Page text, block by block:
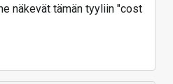
näkevät tämän tyyliin "cost